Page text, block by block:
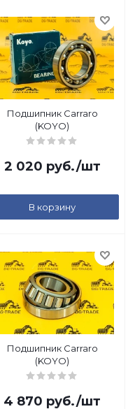
Подшипник Carraro
(KOYO)
2 020 руб./шт
В корзину
Подшипник Carraro
(KOYO)
4 870 руб./шт